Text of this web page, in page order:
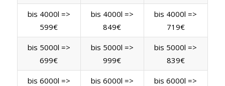
bis 4000l =>
599€
bis 4000l =>
849€
bis 4000l =>
719€
bis 5000l =>
699€
bis 5000l =>
999€
bis 5000l =>
839€
bis 6000l =>
bis 6000l =>
bis 6000l =>